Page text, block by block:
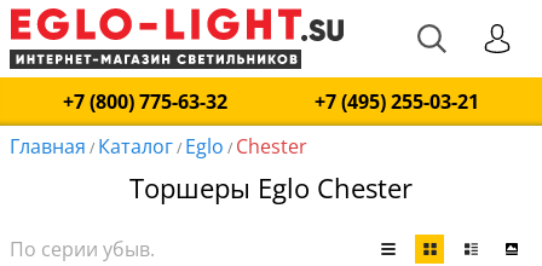
+7 (800) 775-63-32
+7 (495) 255-03-21
Главная / Каталог/ Eglo / Chester
Торшеры Eglo Chester